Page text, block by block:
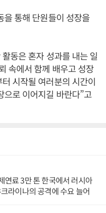
을 통해 단원들이 성장을
동은 혼자 성과를 내는 일
속에서 함께 배우고 성장
시작될 여러분의 시간이
으로 이어지길 바란다”고
연료 3만 톤 한국에서 러시아
라이나의 공격에 수요 늘어